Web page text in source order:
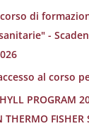
di
-
al corso
PROGRAM
FISHER